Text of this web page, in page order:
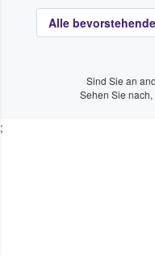
Alle
Sind Sie an
Sehen Sie
;